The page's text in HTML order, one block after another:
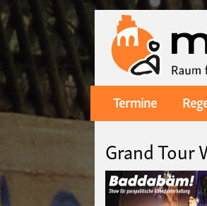
Main
navigation
Termine
Grand Tour
Bild
Datum
Ort